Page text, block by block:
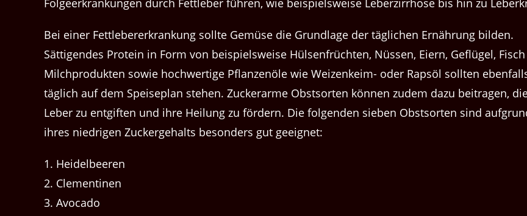
Folgeerkrankungen durch Fettleber führen, wie beispielsweise Leberzirrhose bis hin zu
Bei einer Fettlebererkrankung sollte Gemüse die Grundlage der täglichen Ernährung bilden.
Sättigendes Protein in Form von beispielsweise Hülsenfrüchten, Nüssen, Eiern, Geflügel,
Milchprodukten sowie hochwertige Pflanzenöle wie Weizenkeim- oder Rapsöl sollten
täglich auf dem Speiseplan stehen. Zuckerarme Obstsorten können zudem dazu beitragen,
Leber zu entgiften und ihre Heilung zu fördern. Die folgenden sieben Obstsorten sind
ihres niedrigen Zuckergehalts besonders gut geeignet:
Heidelbeeren
Clementinen
Avocado